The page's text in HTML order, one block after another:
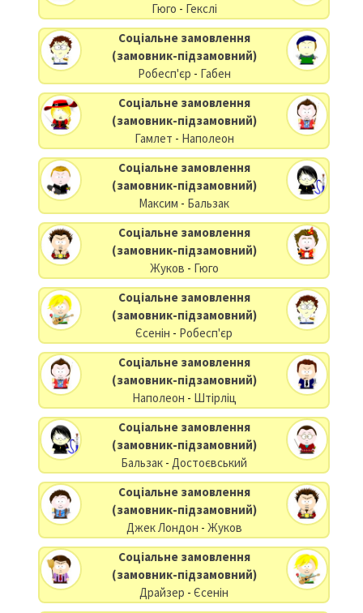
Гюго - Гекслі
Соціальне замовлення
(замовник-підзамовний)
Робесп'єр - Габен
Соціальне замовлення
(замовник-підзамовний)
Гамлет - Наполеон
Соціальне замовлення
(замовник-підзамовний)
Максим - Бальзак
Соціальне замовлення
(замовник-підзамовний)
Жуков - Гюго
Соціальне замовлення
(замовник-підзамовний)
Єсенін - Робесп'єр
Соціальне замовлення
(замовник-підзамовний)
Наполеон - Штірліц
Соціальне замовлення
(замовник-підзамовний)
Бальзак - Достоєвський
Соціальне замовлення
(замовник-підзамовний)
Джек Лондон - Жуков
Соціальне замовлення
(замовник-підзамовний)
Драйзер - Єсенін